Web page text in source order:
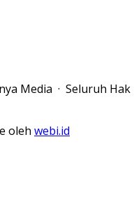
Media · Seluruh Hak
oleh webi.id